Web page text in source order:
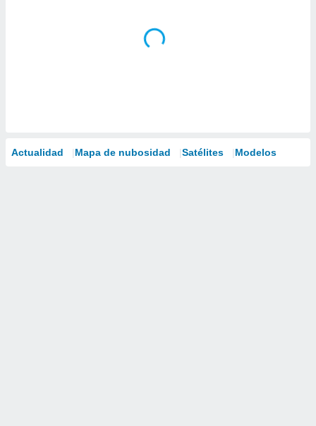
Actualidad Mapa de nubosidad Satélites Modelos